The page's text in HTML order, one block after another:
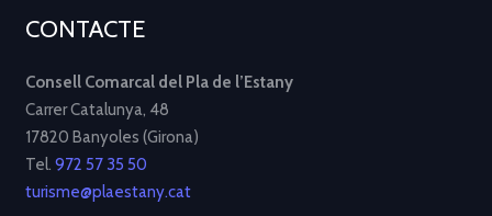
CONTACTE
Consell Comarcal del Pla de l’Estany
Carrer Catalunya, 48
17820 Banyoles (Girona)
Tel. 972 57 35 50
turisme@plaestany.cat